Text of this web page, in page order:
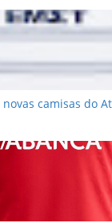
camisas do